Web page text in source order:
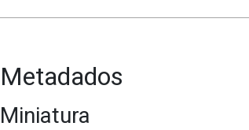
Metadados
Miniatura